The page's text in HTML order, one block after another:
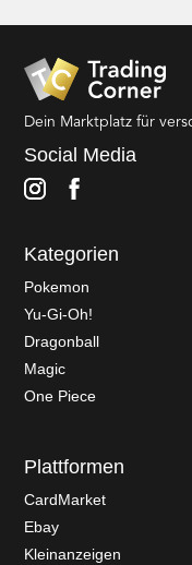
Dein Marktplatz für
Social Media
Kategorien
Pokemon
Yu-Gi-Oh!
Dragonball
Magic
One Piece
Plattformen
CardMarket
Ebay
Kleinanzeigen